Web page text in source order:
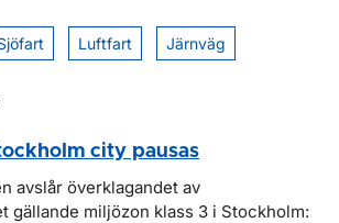
Luftfart Järnväg
city pausas
avslår överklagandet av
gällande miljözon klass 3 i Stockholm: